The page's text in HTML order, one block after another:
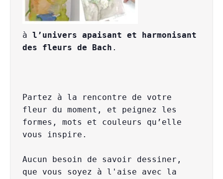
à l’univers apaisant et harmonisant
des fleurs de Bach .
Partez à la rencontre de votre
fleur du moment, et peignez les
formes, mots et couleurs qu’elle
vous inspire.
Aucun besoin de savoir dessiner,
que vous soyez à l'aise avec la